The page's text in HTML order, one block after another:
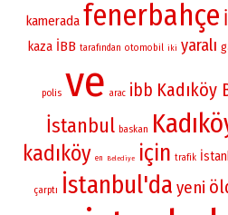
kamerada fenerbahçe
kaza İBB tarafından otomobil iki yaralı
polis ve arac ibb Kadıköy
İstanbul baskan
kadıköy en Belediye için trafik
çarptı İstanbul'da yeni